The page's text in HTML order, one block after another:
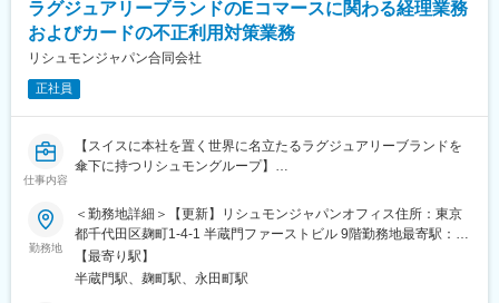
変更の範囲：会社の定める業務
画・運用、評価の実施
・社内外の関係者やベンチャー、他社部門を巻き込んだ共同オペ
レーション体制の構築
・プロジェクトマネジメント（PMO）として、スケジュール・タ
スク・リソース管理
・現場フィードバックを反映したプロダクトやサービス改善提案
■扱うサービス
自社開発のトレーサビリティシステムや資源循環インフラ、CO2
削減量レポーティング等、サステナビリティ推進を支える多様な
■組織構成
事業開発部門は多様なバックグラウンドのメンバーで構成され、
プロジェクトごとに社内外の専門性を持つ人材と連携
■業務の魅力
ラグジュアリーブランドのEコマースに関わる経理業務
およびカードの不正利用対策業務
リシュモンジャパン合同会社
正社員
仕事内容
【スイスに本社を置く世界に名立たるラグジュアリーブランドを
傘下に持つリシュモングループ】
■業務内容：
・不正防止業務の運用管理（詐欺対策ツールを使用した非対面販
売における対策、店舗・インサイドセールスによる販売における
不正利用検知と対応、不正防止業務の標準化、クレジットカード
会社や決済代行会社からの依頼への対応
勤務地
＜勤務地詳細＞【更新】リシュモンジャパンオフィス住所：東京
都千代田区麹町1-4-1 半蔵門ファーストビル 9階勤務地最寄駅：各
線／半蔵門駅受動喫煙対策：屋内全面禁煙
【最寄り駅】
半蔵門駅、麹町駅、永田町駅